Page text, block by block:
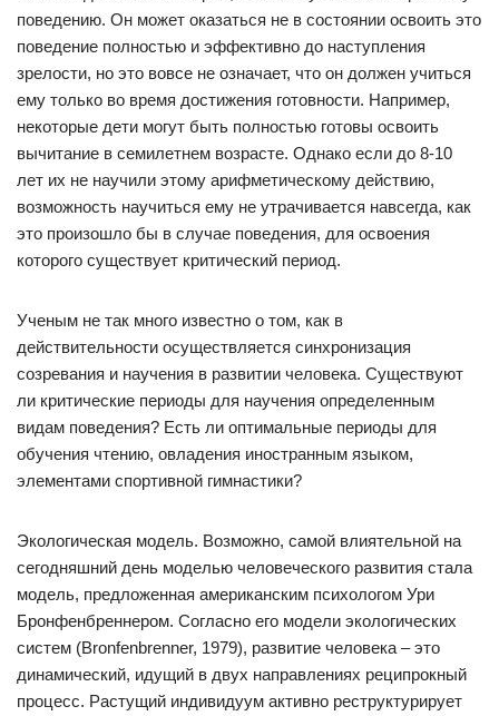
поведению. Он может оказаться не в состоянии освоить это
поведение полностью и эффективно до наступления
зрелости, но это вовсе не означает, что он должен учиться
ему только во время достижения готовности. Например,
некоторые дети могут быть полностью готовы освоить
вычитание в семилетнем возрасте. Однако если до 8-10
лет их не научили этому арифметическому действию,
возможность научиться ему не утрачивается навсегда, как
это произошло бы в случае поведения, для освоения
которого существует критический период.
Ученым не так много известно о том, как в
действительности осуществляется синхронизация
созревания и научения в развитии человека. Существуют
ли критические периоды для научения определенным
видам поведения? Есть ли оптимальные периоды для
обучения чтению, овладения иностранным языком,
элементами спортивной гимнастики?
Экологическая модель. Возможно, самой влиятельной на
сегодняшний день моделью человеческого развития стала
модель, предложенная американским психологом Ури
Бронфенбреннером. Согласно его модели экологических
систем (Bronfenbrenner, 1979), развитие человека – это
динамический, идущий в двух направлениях реципрокный
процесс. Растущий индивидуум активно реструктурирует